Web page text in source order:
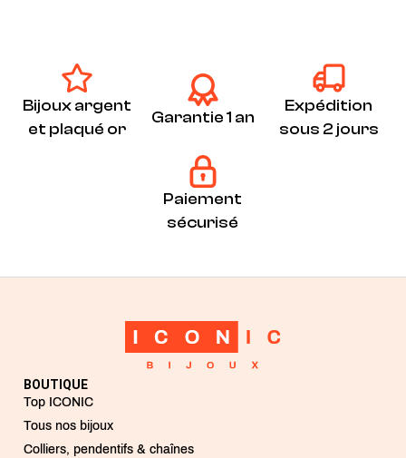
Bijoux argent
et plaqué or
Garantie 1 an
Expédition
sous 2 jours
Paiement
sécurisé
BOUTIQUE
Top ICONIC
Tous nos bijoux
Colliers, pendentifs & chaînes